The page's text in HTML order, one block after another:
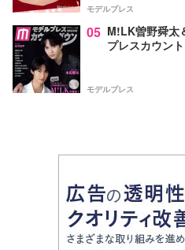
モデルプレス
05 M!LK曽野舜太
プレスカウン
モデルプレス